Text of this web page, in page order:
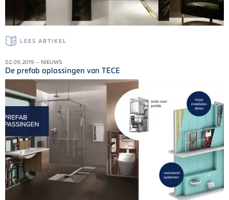
LEES ARTIKEL
02.09.2019 – NIEUWS
De prefab oplossingen van TECE